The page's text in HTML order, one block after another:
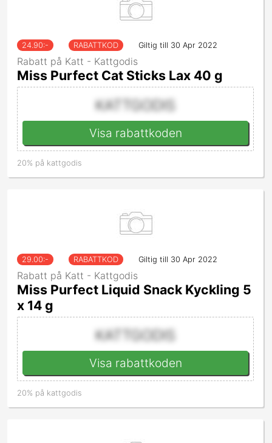
24.90:- RABATTKOD Giltig till 30 Apr 2022
Rabatt på Katt - Kattgodis
Miss Purfect Cat Sticks Lax 40 g
KATTGODIS
Visa rabattkoden
20% på kattgodis
29.00:- RABATTKOD Giltig till 30 Apr 2022
Rabatt på Katt - Kattgodis
Miss Purfect Liquid Snack Kyckling 5
x 14 g
KATTGODIS
Visa rabattkoden
20% på kattgodis